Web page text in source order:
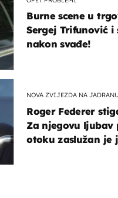
Burne scene u
Sergej Trifunović i
nakon svađe!
NOVA ZVIJEZDA NA JADRANU
Roger Federer
Za njegovu ljubav
otoku zaslužan je